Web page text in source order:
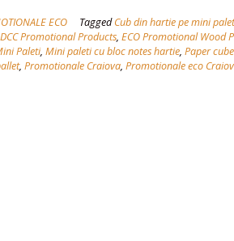
ECO TaggedCub din hartie pe mini
DCC Promotional Products,ECO Promotional Wood
Paleti,Mini paleti cu bloc notes hartie,Paper
,Promotionale Craiova,Promotionale eco